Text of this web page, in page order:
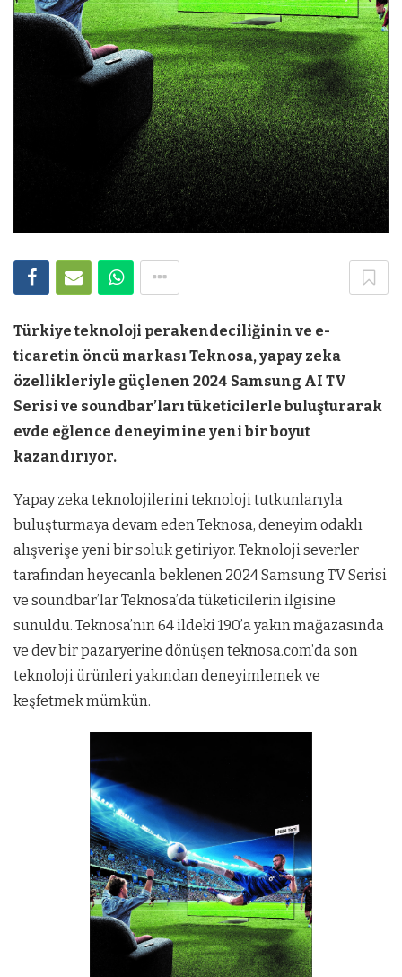
Türkiye teknoloji perakendeciliğinin ve e-
ticaretin öncü markası Teknosa, yapay zeka
özellikleriyle güçlenen 2024 Samsung AI TV
Serisi ve soundbar’ları tüketicilerle buluşturarak
evde eğlence deneyimine yeni bir boyut
kazandırıyor.
Yapay zeka teknolojilerini teknoloji tutkunlarıyla
buluşturmaya devam eden Teknosa, deneyim odaklı
alışverişe yeni bir soluk getiriyor. Teknoloji severler
tarafından heyecanla beklenen 2024 Samsung TV Serisi
ve soundbar’lar Teknosa’da tüketicilerin ilgisine
sunuldu. Teknosa’nın 64 ildeki 190’a yakın mağazasında
ve dev bir pazaryerine dönüşen teknosa.com’da son
teknoloji ürünleri yakından deneyimlemek ve
keşfetmek mümkün.